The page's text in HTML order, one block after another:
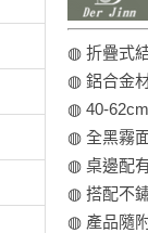
◍ 折疊式
◍ 鋁合金
◍ 40-
◍ 全黑霧
◍ 桌邊配
◍ 搭配不
◍ 產品隨